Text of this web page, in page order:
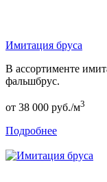
Имитация бруса
В ассортименте
фальшбрус.
от 38 000 руб./м3
Подробнее